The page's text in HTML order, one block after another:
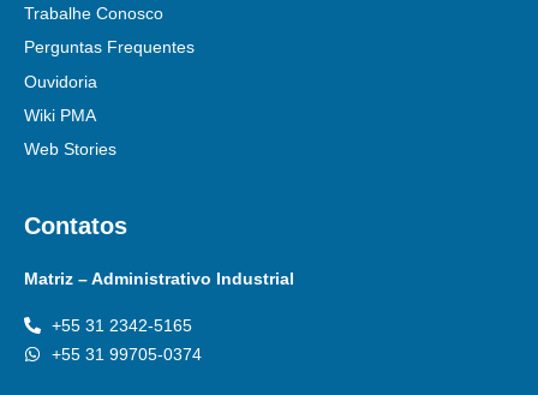
Trabalhe Conosco
Perguntas Frequentes
Ouvidoria
Wiki PMA
Web Stories
Contatos
Matriz – Administrativo Industrial
+55 31 2342-5165
+55 31 99705-0374